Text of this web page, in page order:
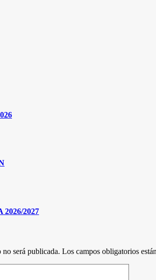
2027
será publicada. Los campos obligatorios